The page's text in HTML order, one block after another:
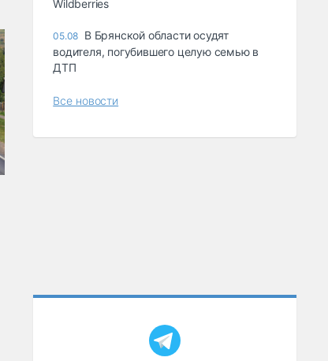
Wildberries
05.08 В Брянской области осудят
водителя, погубившего целую семью в
ДТП
Все новости